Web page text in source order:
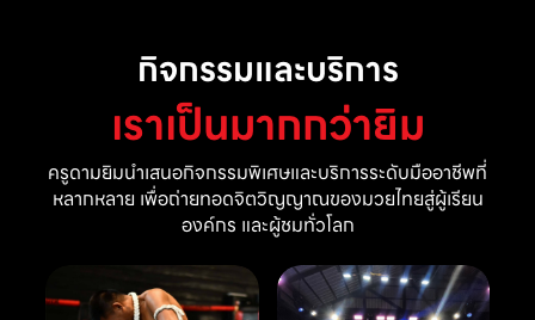
กิจกรรมและบริการ
เราเป็นมากกว่ายิม
ครูดามยิมนำเสนอกิจกรรมพิเศษและบริการระดับมืออาชีพที่
หลากหลาย เพื่อถ่ายทอดจิตวิญญาณของมวยไทยสู่ผู้เรียน
องค์กร และผู้ชมทั่วโลก